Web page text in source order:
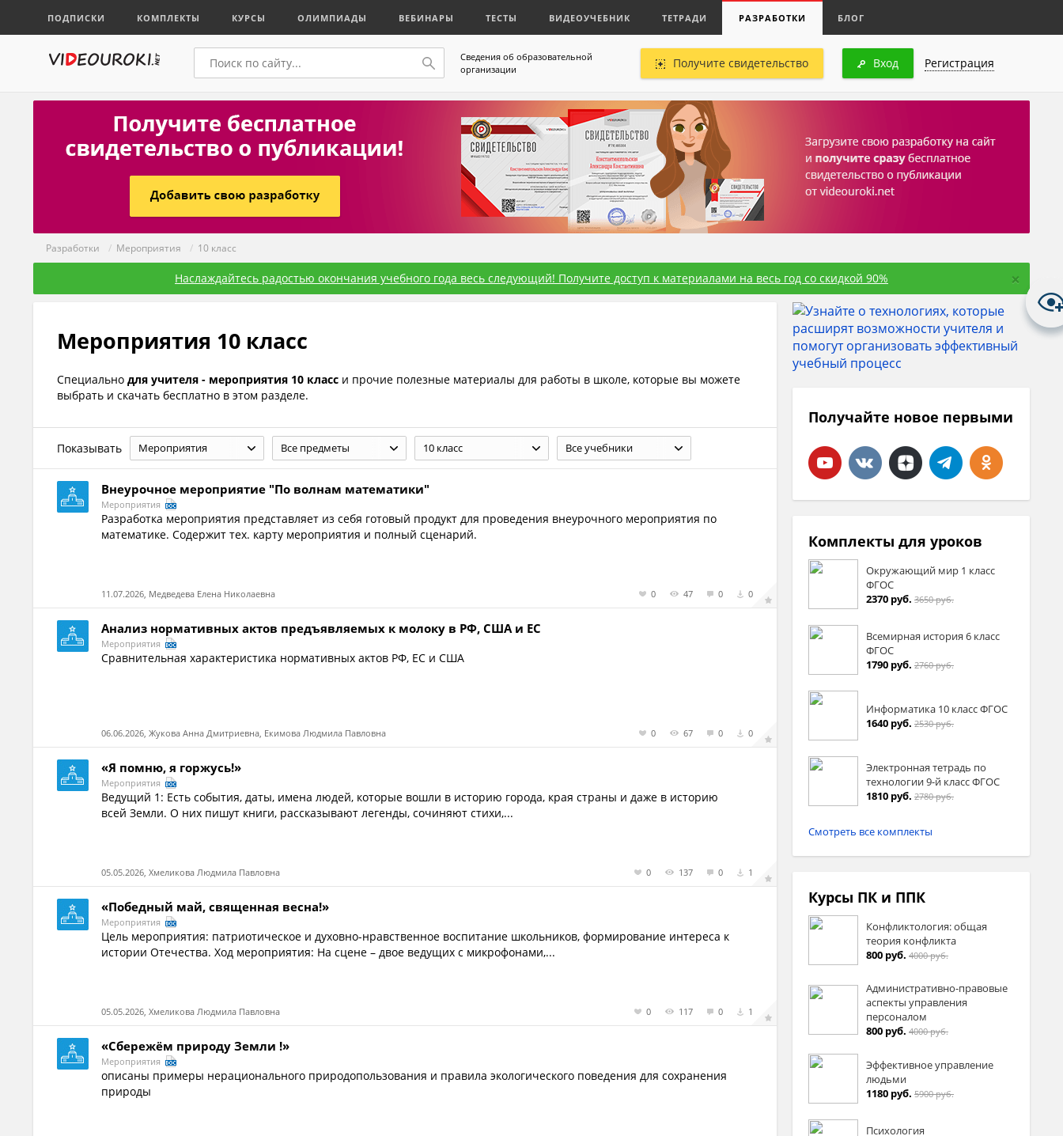
ПОДПИСКИ КОМПЛЕКТЫ КУРСЫ ОЛИМПИАДЫ ВЕБИНАРЫ ТЕСТЫ ВИДЕОУЧЕБНИК ТЕТРАДИ РАЗРАБОТКИ БЛОГ
Сведения об образовательной
организации
Получите свидетельство Вход Регистрация
Разработки / Мероприятия / 10 класс
Наслаждайтесь радостью окончания учебного года весь следующий! Получите доступ к материалами на весь год со скидкой 90% ×
Мероприятия 10 класс
Специально для учителя - мероприятия 10 класс и прочие полезные материалы для работы в школе, которые вы можете
выбрать и скачать бесплатно в этом разделе.
Показывать Мероприятия Все предметы 10 класс Все учебники
Внеурочное мероприятие "По волнам математики"
Мероприятия
Разработка мероприятия представляет из себя готовый продукт для проведения внеурочного мероприятия по
математике. Содержит тех. карту мероприятия и полный сценарий.
11.07.2026, Медведева Елена Николаевна 0 47 0 0
Анализ нормативных актов предъявляемых к молоку в РФ, США и ЕС
Мероприятия
Сравнительная характеристика нормативных актов РФ, ЕС и США
06.06.2026, Жукова Анна Дмитриевна, Екимова Людмила Павловна 0 67 0 0
«Я помню, я горжусь!»
Мероприятия
Ведущий 1: Есть события, даты, имена людей, которые вошли в историю города, края страны и даже в историю
всей Земли. О них пишут книги, рассказывают легенды, сочиняют стихи,...
05.05.2026, Хмеликова Людмила Павловна 0 137 0 1
«Победный май, священная весна!»
Мероприятия
Цель мероприятия: патриотическое и духовно-нравственное воспитание школьников, формирование интереса к
истории Отечества. Ход мероприятия: На сцене – двое ведущих с микрофонами,...
05.05.2026, Хмеликова Людмила Павловна 0 117 0 1
«Сбережём природу Земли !»
Мероприятия
описаны примеры нерационального природопользования и правила экологического поведения для сохранения
природы
Получайте новое первыми
Комплекты для уроков
Окружающий мир 1 класс
ФГОС
2370 руб. 3650 руб.
Всемирная история 6 класс
ФГОС
1790 руб. 2760 руб.
Информатика 10 класс ФГОС
1640 руб. 2530 руб.
Электронная тетрадь по
технологии 9-й класс ФГОС
1810 руб. 2780 руб.
Смотреть все комплекты
Курсы ПК и ППК
Конфликтология: общая
теория конфликта
800 руб. 4000 руб.
Административно-правовые
аспекты управления
персоналом
800 руб. 4000 руб.
Эффективное управление
людьми
1180 руб. 5900 руб.
Психология